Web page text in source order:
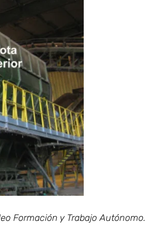
Formación y Trabajo Autónomo.